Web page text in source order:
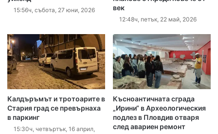
15:56ч, събота, 27 юни, 2026
век
12:48ч, петък, 22 май, 2026
Калдъръмът и тротоарите в
Стария град се превърнаха
в паркинг
15:30ч, четвъртък, 16 април,
Късноантичната сграда
„Ирини“ в Археологическия
подлез в Пловдив отваря
след авариен ремонт